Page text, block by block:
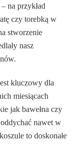
na przykład
czy torebką w
stworzenie
nasz
kluczowy dla
miesiącach
jak bawełna czy
nawet w
to doskonałe